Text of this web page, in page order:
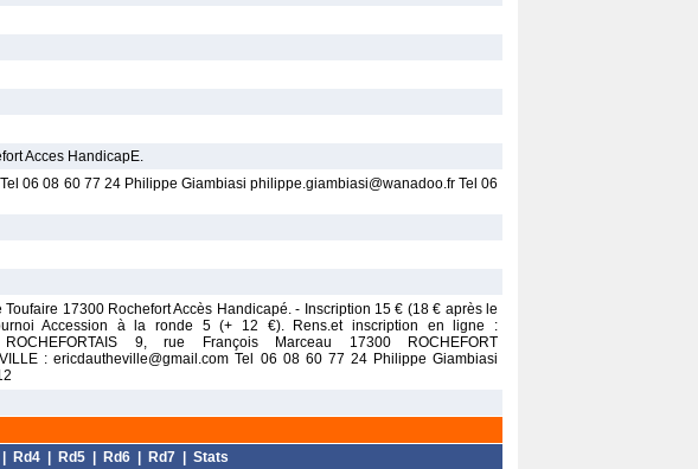
Acces HandicapE.
06 08 60 77 24 Philippe Giambiasi philippe.giambiasi@wanadoo.fr Tel 06
17300 Rochefort Accès Handicapé. - Inscription 15 € (18 € après le
Accession à la ronde 5 (+ 12 €). Rens.et inscription en ligne :
ROCHEFORTAIS 9, rue François Marceau 17300 ROCHEFORT
: ericdautheville@gmail.com Tel 06 08 60 77 24 Philippe Giambiasi
Rd4 Rd5 Rd6 Rd7 Stats